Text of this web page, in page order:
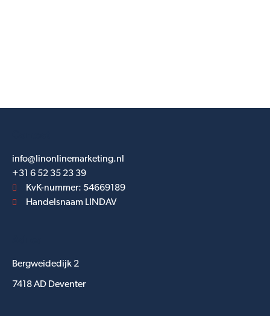
info@linonlinemarketing.nl
+31 6 52 35 23 39
KvK-nummer: 54669189
Handelsnaam LINDAV
Bergweidedijk 2
7418 AD Deventer